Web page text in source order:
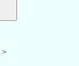
>